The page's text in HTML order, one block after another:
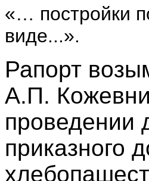
«… постройки
виде...».
Рапорт
А.П.
проведении
приказного